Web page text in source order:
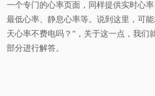
一个专门的心率页面，同样提供实时心
最低心率、静息心率等。说到这里，可
天心率不费电吗？”，关于这一点，我们
部分进行解答。